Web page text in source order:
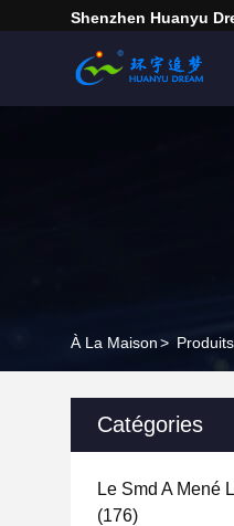
Shenzhen Huanyu
À La Maison> Produits
Catégories
Le Smd A Mené
(176)